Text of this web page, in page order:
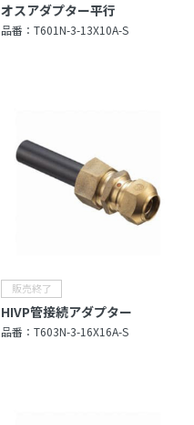
オスアダプター平行
品番：T601N-3-13X10A-S
HIVP管接続アダプター
品番：T603N-3-16X16A-S